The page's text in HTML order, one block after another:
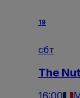
19
сбт
The